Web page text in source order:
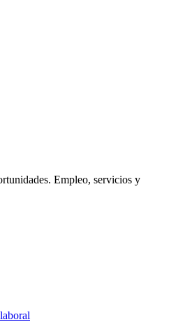
Empleo, servicios y